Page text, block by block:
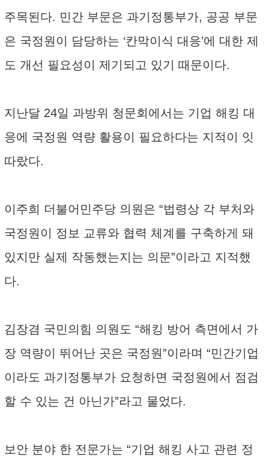
주목된다. 민간 부문은 과기정통부가, 공공 부문
은 국정원이 담당하는 ‘칸막이식 대응’에 대한 제
도 개선 필요성이 제기되고 있기 때문이다.
지난달 24일 과방위 청문회에서는 기업 해킹 대
응에 국정원 역량 활용이 필요하다는 지적이 잇
따랐다.
이주희 더불어민주당 의원은 “법령상 각 부처와
국정원이 정보 교류와 협력 체계를 구축하게 돼
있지만 실제 작동했는지는 의문”이라고 지적했
다.
김장겸 국민의힘 의원도 “해킹 방어 측면에서 가
장 역량이 뛰어난 곳은 국정원”이라며 “민간기업
이라도 과기정통부가 요청하면 국정원에서 점검
할 수 있는 건 아닌가”라고 물었다.
보안 분야 한 전문가는 “기업 해킹 사고 관련 정